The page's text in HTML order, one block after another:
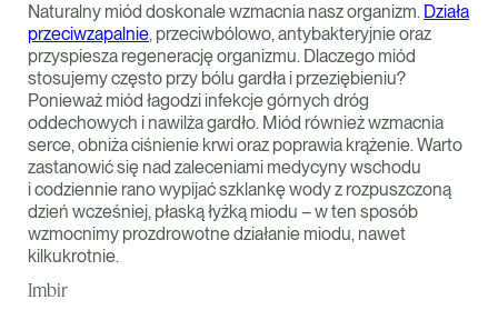
Naturalny miód doskonale wzmacnia nasz organizm. Działa
przeciwzapalnie, przeciwbólowo, antybakteryjnie oraz
przyspiesza regenerację organizmu. Dlaczego miód
stosujemy często przy bólu gardła i przeziębieniu?
Ponieważ miód łagodzi infekcje górnych dróg
oddechowych i nawilża gardło. Miód również wzmacnia
serce, obniża ciśnienie krwi oraz poprawia krążenie. Warto
zastanowić się nad zaleceniami medycyny wschodu
i codziennie rano wypijać szklankę wody z rozpuszczoną
dzień wcześniej, płaską łyżką miodu – w ten sposób
wzmocnimy prozdrowotne działanie miodu, nawet
kilkukrotnie.
Imbir